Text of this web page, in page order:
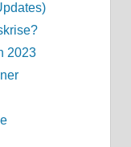
2023